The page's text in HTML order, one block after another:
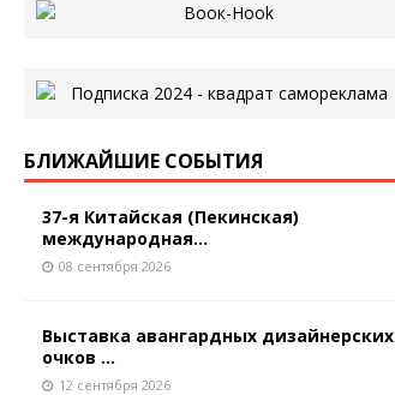
БЛИЖАЙШИЕ СОБЫТИЯ
37-я Китайская (Пекинская)
международная...
08 сентября 2026
Выставка авангардных дизайнерских
очков ...
12 сентября 2026